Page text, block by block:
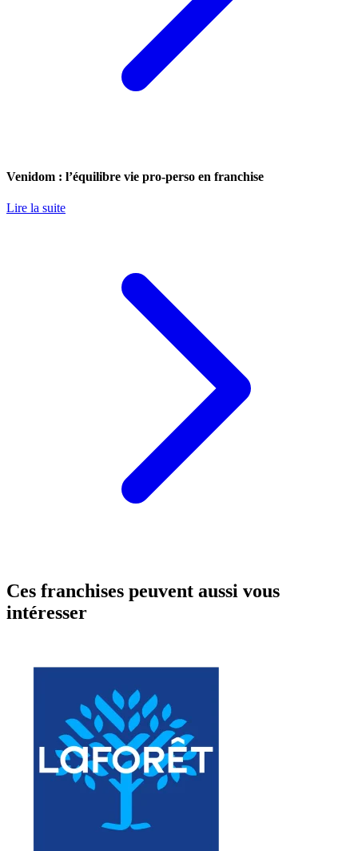
Venidom : l’équilibre vie pro-perso en franchise
Lire la suite
Ces franchises peuvent aussi vous
intéresser